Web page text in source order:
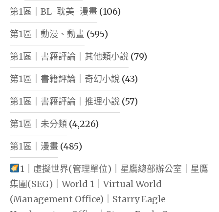
第1區｜BL-耽美-漫畫 (106)
第1區｜動漫、動畫 (595)
第1區｜書籍評論｜其他類小說 (79)
第1區｜書籍評論｜奇幻小說 (43)
第1區｜書籍評論｜推理小說 (57)
第1區｜未分類 (4,226)
第1區｜漫畫 (485)
1｜虛擬世界(管理單位)｜星鷹總部辦公室｜星鷹
集團(SEG)｜World 1｜Virtual World
(Management Office)｜Starry Eagle